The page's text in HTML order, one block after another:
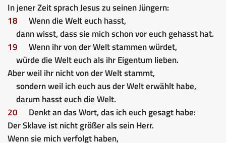
In jener Zeit sprach Jesus zu seinen Jüngern:
18
Wenn die Welt euch hasst,
dann wisst, dass sie mich schon vor euch gehasst hat.
19
Wenn ihr von der Welt stammen würdet,
würde die Welt euch als ihr Eigentum lieben.
Aber weil ihr nicht von der Welt stammt,
sondern weil ich euch aus der Welt erwählt habe,
darum hasst euch die Welt.
20
Denkt an das Wort, das ich euch gesagt habe:
Der Sklave ist nicht größer als sein Herr.
Wenn sie mich verfolgt haben,